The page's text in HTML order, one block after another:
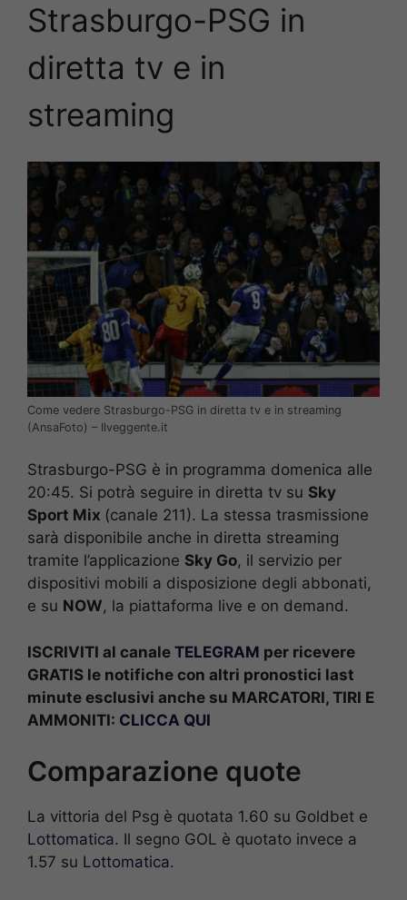
Strasburgo-PSG in
diretta tv e in
streaming
Come vedere Strasburgo-PSG in diretta tv e in streaming
(AnsaFoto) – Ilveggente.it
Strasburgo-PSG è in programma domenica alle
20:45. Si potrà seguire in diretta tv su Sky
Sport Mix (canale 211). La stessa trasmissione
sarà disponibile anche in diretta streaming
tramite l’applicazione Sky Go, il servizio per
dispositivi mobili a disposizione degli abbonati,
e su NOW, la piattaforma live e on demand.
ISCRIVITI al canale TELEGRAM per ricevere
GRATIS le notifiche con altri pronostici last
minute esclusivi anche su MARCATORI, TIRI E
AMMONITI: CLICCA QUI
Comparazione quote
La vittoria del Psg è quotata 1.60 su Goldbet e
Lottomatica. Il segno GOL è quotato invece a
1.57 su Lottomatica.